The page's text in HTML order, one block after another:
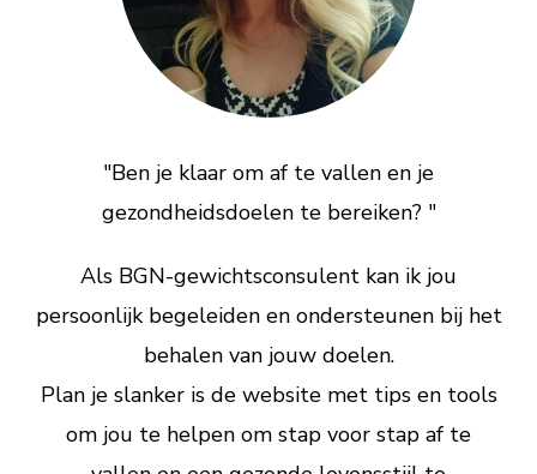
"Ben je klaar om af te vallen en je
gezondheidsdoelen te bereiken? "
Als BGN-gewichtsconsulent kan ik jou
persoonlijk begeleiden en ondersteunen bij het
behalen van jouw doelen.
Plan je slanker is de website met tips en tools
om jou te helpen om stap voor stap af te